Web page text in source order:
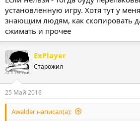
установленную игру. Хотя тут у
знающим людям, как скопировать
сжимать и прочее
ExPlayer
Старожил
25 Май 2016
Awalder написал(а):